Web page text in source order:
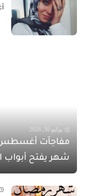
يوليو 30, 2026
شهر يفتح أبواب